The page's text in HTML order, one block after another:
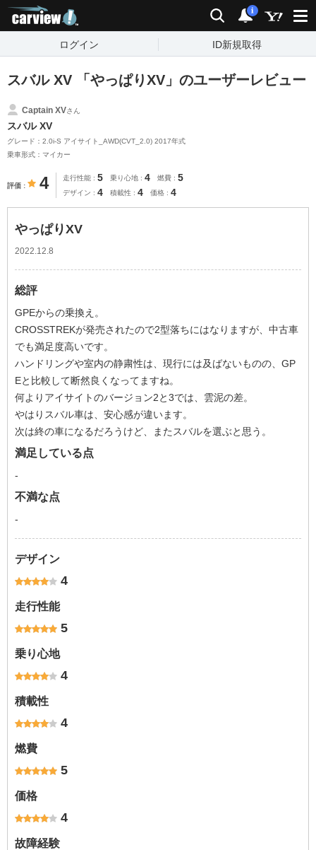
検索 通知
i
ログイン ID新規取得
スバル XV 「やっぱりXV」のユーザーレビュー
Captain XVさん
スバル XV
グレード：2.0i-S アイサイト_AWD(CVT_2.0) 2017年式
乗車形式：マイカー
評価 4 走行性能 5 乗り心地 4 燃費 5
デザイン 4 積載性 4 価格 4
やっぱりXV
2022.12.8
総評
GPEからの乗換え。
CROSSTREKが発売されたので2型落ちにはなりますが、中古車
でも満足度高いです。
ハンドリングや室内の静粛性は、現行には及ばないものの、GP
Eと比較して断然良くなってますね。
何よりアイサイトのバージョン2と3では、雲泥の差。
やはりスバル車は、安心感が違います。
次は終の車になるだろうけど、またスバルを選ぶと思う。
満足している点
-
不満な点
-
デザイン
4
走行性能
5
乗り心地
4
積載性
4
燃費
5
価格
4
故障経験